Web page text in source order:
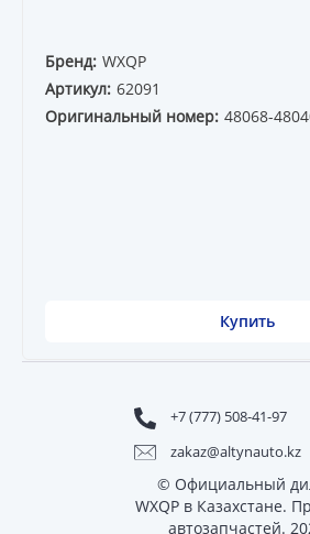
Бренд: WXQP
Артикул: 62091
Оригинальный номер: 48068-
Купить
+7 (777) 508-41-97
zakaz@altynauto.kz
© Официальный
WXQP в Казахстане.
автозапчастей.